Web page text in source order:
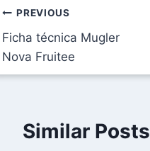
Navegación
de
entradas
PREVIOUS
Ficha técnica Mugler
Nova Fruitee
Similar Posts